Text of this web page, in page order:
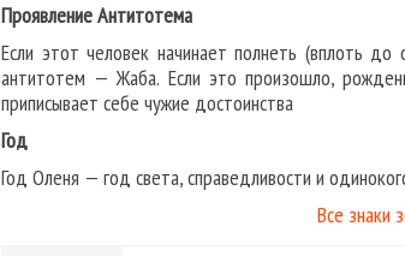
Проявление Антитотема
Если этот человек начинает полнеть (вплоть
антитотем — Жаба. Если это произошло,
приписывает себе чужие достоинства
Год
Год Оленя — год света, справедливости и
Все знаки